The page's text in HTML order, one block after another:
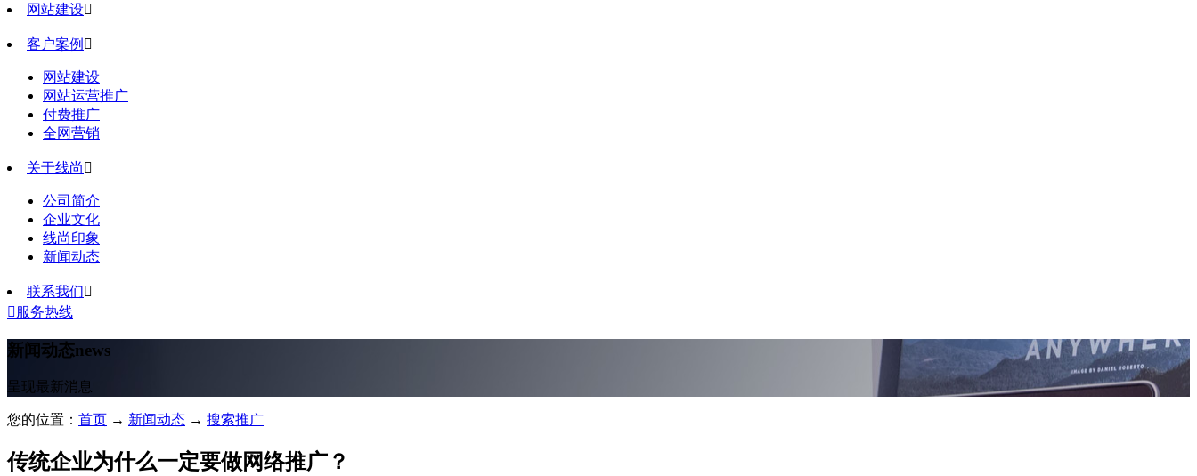
网站建设
客户案例 
网站建设
网站运营推广
付费推广
全网营销
关于线尚 
公司简介
企业文化
线尚印象
新闻动态
联系我们
 服务热线
新闻动态news
呈现最新消息
您的位置： 首页 → 新闻动态 → 搜索推广
传统企业为什么一定要做网络推广？